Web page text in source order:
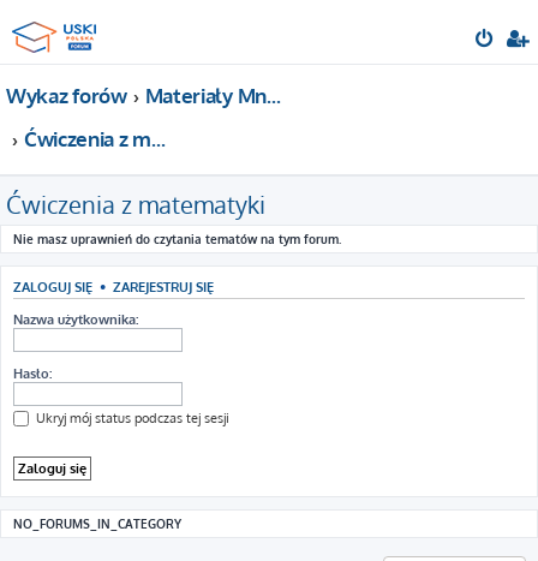
Wykaz forów
Materiały Mnemotechniki - Ćwiczenia na pamięć
Ćwiczenia z matematyki
Ćwiczenia z matematyki
Nie masz uprawnień do czytania tematów na tym forum.
ZALOGUJ SIĘ • ZAREJESTRUJ SIĘ
Nazwa użytkownika:
Hasło:
Ukryj mój status podczas tej sesji
NO_FORUMS_IN_CATEGORY